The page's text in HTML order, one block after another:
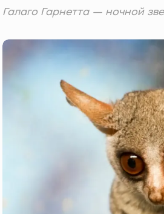
Галаго Гарнетта — ночной